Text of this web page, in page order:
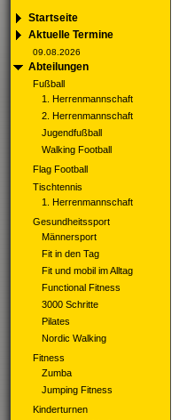
Startseite
Aktuelle Termine
09.08.2026
Abteilungen
Fußball
1. Herrenmannschaft
2. Herrenmannschaft
Jugendfußball
Walking Football
Flag Football
Tischtennis
1. Herrenmannschaft
Gesundheitssport
Männersport
Fit in den Tag
Fit und mobil im Alltag
Functional Fitness
3000 Schritte
Pilates
Nordic Walking
Fitness
Zumba
Jumping Fitness
Kinderturnen